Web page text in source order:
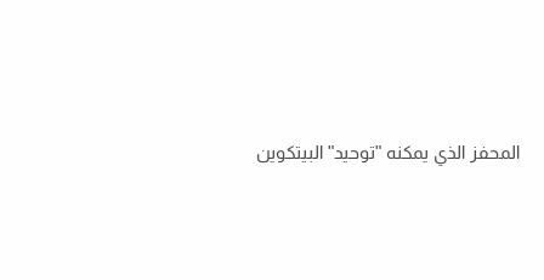
المحفز الذي يمكنه "توحيد" البيتكوين